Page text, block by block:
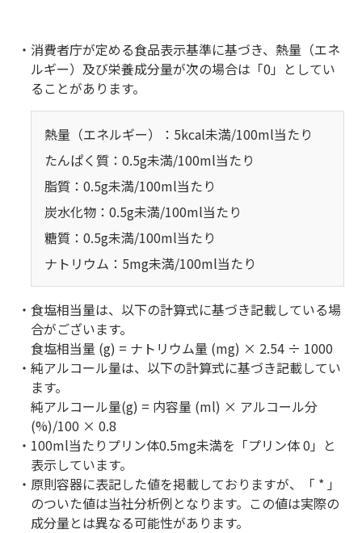
・消費者庁が定める食品表示基準に基づき、熱量（エネ
ルギー）及び栄養成分量が次の場合は「0」としてい
ることがあります。
熱量（エネルギー）：5kcal未満/100ml当たり
たんぱく質：0.5g未満/100ml当たり
脂質：0.5g未満/100ml当たり
炭水化物：0.5g未満/100ml当たり
糖質：0.5g未満/100ml当たり
ナトリウム：5mg未満/100ml当たり
・食塩相当量は、以下の計算式に基づき記載している場
合がございます。
食塩相当量 (g) = ナトリウム量 (mg) × 2.54 ÷ 1000
・純アルコール量は、以下の計算式に基づき記載してい
ます。
純アルコール量(g) = 内容量 (ml) × アルコール分
(%)/100 × 0.8
・100ml当たりプリン体0.5mg未満を「プリン体 0」と
表示しています。
・原則容器に表記した値を掲載しておりますが、「 * 」
のついた値は当社分析例となります。この値は実際の
成分量とは異なる可能性があります。